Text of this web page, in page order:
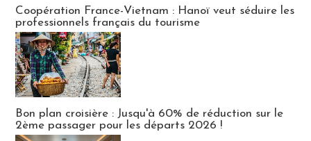
Coopération France-Vietnam : Hanoï veut séduire les
professionnels français du tourisme
Bon plan croisière : Jusqu'à 60% de réduction sur le
2ème passager pour les départs 2026 !